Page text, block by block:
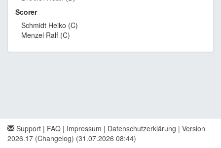
Scorer
Schmidt Heiko (C)
Menzel Ralf (C)
Support | FAQ | Impressum | Datenschutzerklärung | Version
2026.17 (Changelog) (31.07.2026 08:44)